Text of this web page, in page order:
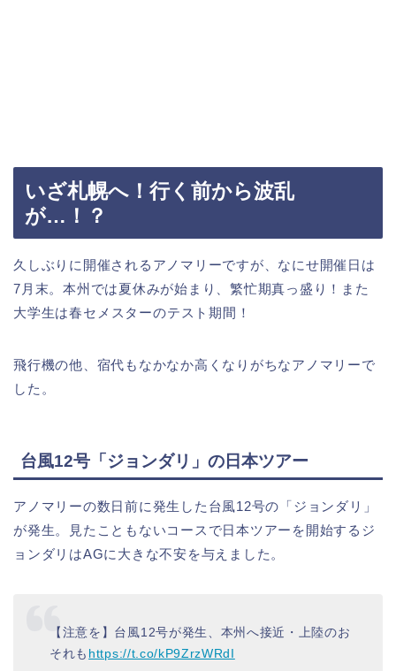
いざ札幌へ！行く前から波乱
が…！？
久しぶりに開催されるアノマリーですが、なにせ開催日は
7月末。本州では夏休みが始まり、繁忙期真っ盛り！ また
大学生は春セメスターのテスト期間！
飛行機の他、宿代もなかなか高くなりがちなアノマリーで
した。
台風12号「ジョンダリ」の日本ツアー
アノマリーの数日前に発生した台風12号の「ジョンダリ」
が発生。見たこともないコースで日本ツアーを開始するジ
ョンダリはAGに大きな不安を与えました。
【注意を】台風12号が発生、本州へ接近・上陸のお
それも https://t.co/kP9ZrzWRdI